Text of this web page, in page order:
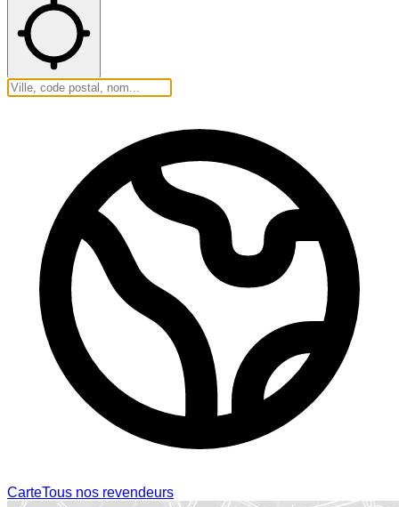
CarteTous nos revendeurs